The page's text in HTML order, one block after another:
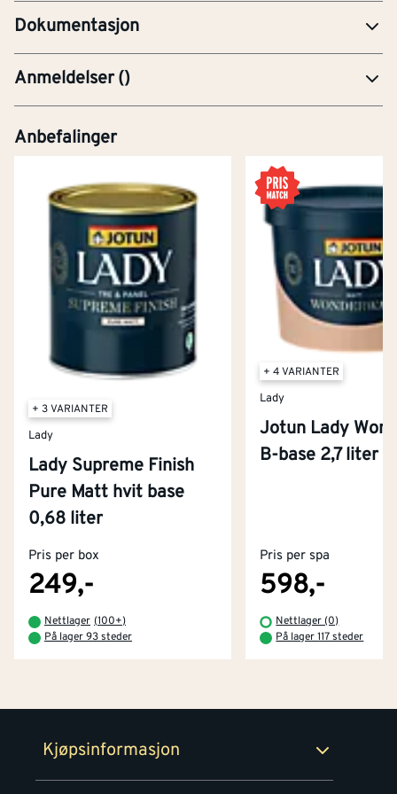
Dokumentasjon
Anmeldelser()
Anbefalinger
+ 3 VARIANTER
Lady
Lady Supreme Finish
Pure Matt hvit base
0,68 liter
Pris per box
249,-
Nettlager (100+)
På lager 93 steder
+ 4 VARIANTER
Lady
Jotun Lady
B-base 2,7 liter
Pris per spa
598,-
Nettlager (0)
På lager 117 steder
Kjøpsinformasjon
Kjøpsbetingelser
Retur- og angrerettsskjema
Kontakt oss
Tjenester
Montér Klubb
Om Montér
Byggevarehus og åpningstider
Prismatch
Personvern